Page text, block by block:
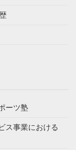
ーツ塾
ス事業における